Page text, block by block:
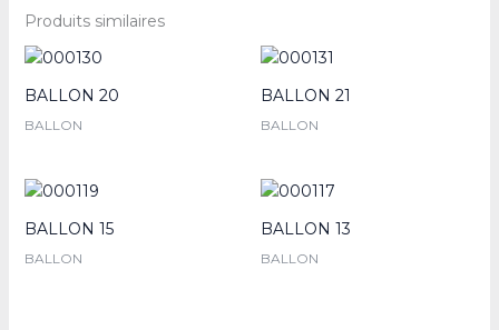
Produits similaires
BALLON 20
BALLON
BALLON 21
BALLON
BALLON 15
BALLON
BALLON 13
BALLON